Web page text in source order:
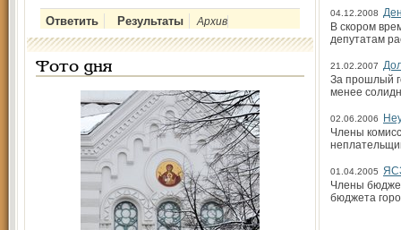
Архив
Фото дня
04.12.2008
В скором
депутатам
21.02.2007
За прошлый
менее
02.06.2006
Члены
01.04.2005
Члены
бюджета